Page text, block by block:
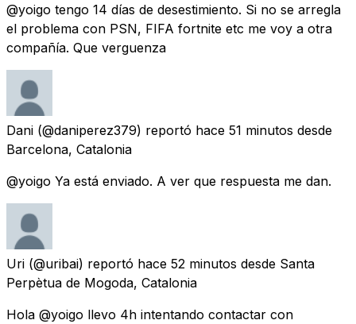
@yoigo tengo 14 días de desestimiento. Si no se arregla
el problema con PSN, FIFA fortnite etc me voy a otra
compañía. Que verguenza
Dani (@daniperez379) reportó hace 51 minutos desde
Barcelona, Catalonia
@yoigo Ya está enviado. A ver que respuesta me dan.
Uri (@uribai) reportó hace 52 minutos desde Santa
Perpètua de Mogoda, Catalonia
Hola @yoigo llevo 4h intentando contactar con